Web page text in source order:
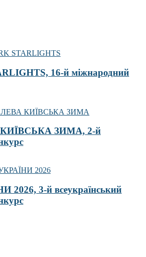
16-й міжнародний
ЗИМА, 2-й
3-й всеукраїнський